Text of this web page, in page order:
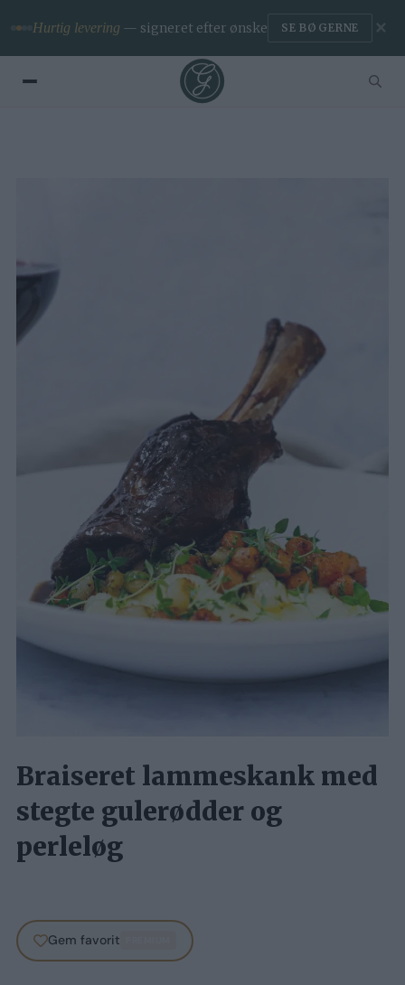
Premium— ingen reklamer & app BLIV MEDLEM ✕
Braiseret lammeskank med
stegte gulerødder og
perleløg
Gem favorit